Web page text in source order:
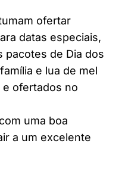
ofertar
datas especiais,
pacotes de Dia dos
e lua de mel
ofertados no
uma boa
a um excelente